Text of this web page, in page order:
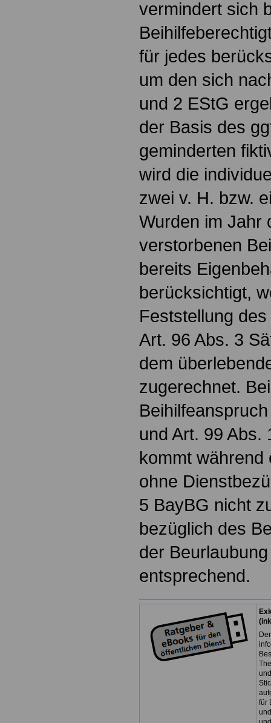
vermindert sich
für jedes
um den sich
und 2 EStG
der Basis des
geminderten
wird die
zwei v. H. bzw.
Wurden im Jahr
verstorbenen
bereits
berücksichtigt,
Feststellung
Art. 96 Abs. 3
dem
zugerechnet.
und Art. 99 Abs.
kommt während
ohne
5 BayBG nicht
bezüglich des
der
entsprechend.
für